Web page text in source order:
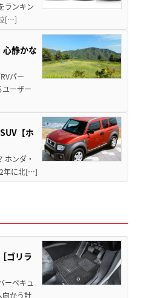
ランキン
[…]
心静かな
パー
ーザー
【ホ
ホンダ・
年に北[…]
ゴリラ
ーベキュ
向かう計